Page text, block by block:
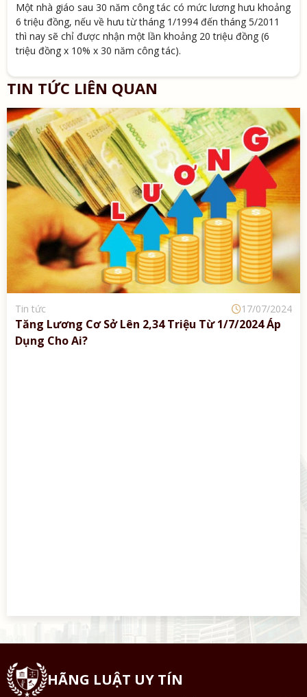
Một nhà giáo sau 30 năm công tác có mức lương hưu khoảng
6 triệu đồng, nếu về hưu từ tháng 1/1994 đến tháng 5/2011
thì nay sẽ chỉ được nhận một lần khoảng 20 triệu đồng (6
triệu đồng x 10% x 30 năm công tác).
TIN TỨC LIÊN QUAN
Tin tức 17/07/2024
Tăng Lương Cơ Sở Lên 2,34 Triệu Từ 1/7/2024 Áp
Dụng Cho Ai?
HÃNG LUẬT UY TÍN